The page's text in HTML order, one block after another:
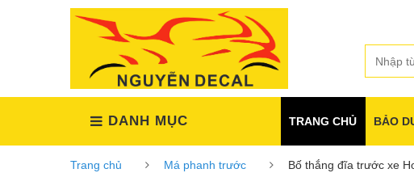
DANH MỤC TRANG CHỦ BẢO
Trang chủ Má phanh trước Bố thắng đĩa trước xe